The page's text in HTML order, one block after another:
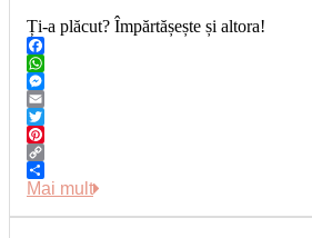
Ți-a plăcut? Împărtășește și altora!
Facebook
WhatsApp
Messenger
Email
Twitter
Pinterest
Copy
Link
Share
Mai mult